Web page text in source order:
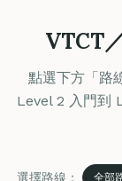
VTCT
點選下方「路
Level 2 入門到
選擇路線： 全部